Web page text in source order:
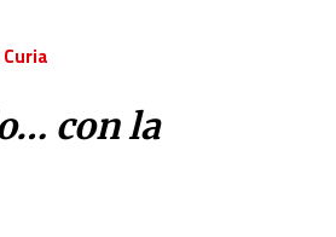
con la
data
on information actively requested